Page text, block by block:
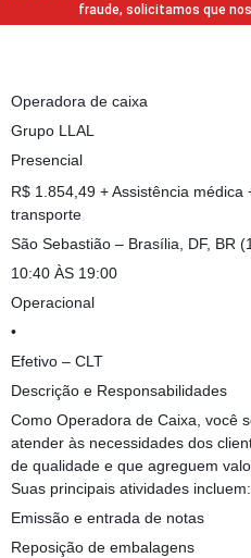
fraude, solicitamos que
Operadora de caixa
Grupo LLAL
Presencial
R$ 1.854,49 + Assistência médica
transporte
São Sebastião – Brasília, DF, BR
10:40 ÀS 19:00
Operacional
•
Efetivo – CLT
Descrição e Responsabilidades
Como Operadora de Caixa, você
atender às necessidades dos
de qualidade e que agreguem
Suas principais atividades incluem:
Emissão e entrada de notas
Reposição de embalagens